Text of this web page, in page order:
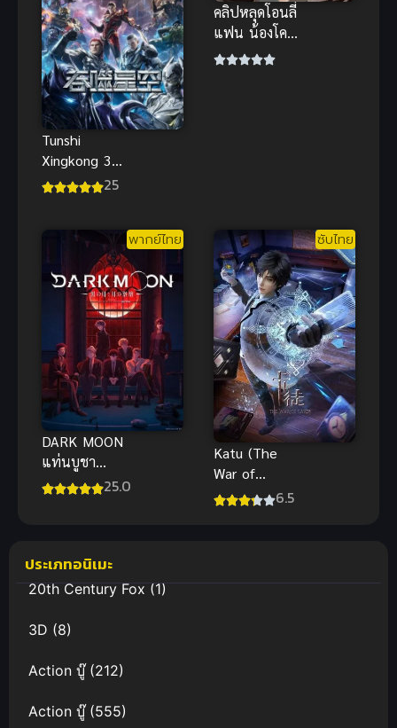
Tunshi
Xingkong 3
มหาศึกล้าง25
คลิปหลุดโอนลี่
แฟน น้องโค
โค่พาย สาว
พากย์ไทย
DARK MOON
แท่นบูชา
พระจันทร์ 25.0
ซับไทย
Katu (The
War of
Cards) มหาศึก
6.5
ประเภทอนิเมะ
20th Century Fox(1)
3D (8)
Action บู๊(212)
Action บู๊(555)